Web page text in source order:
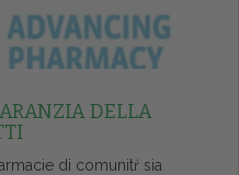
DELLA
di comunitŕ sia